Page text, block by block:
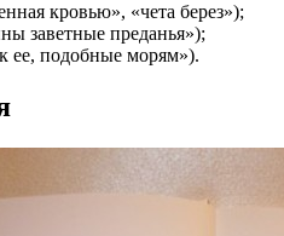
кровью», «чета берез»);
заветные преданья»);
ее, подобные морям»).